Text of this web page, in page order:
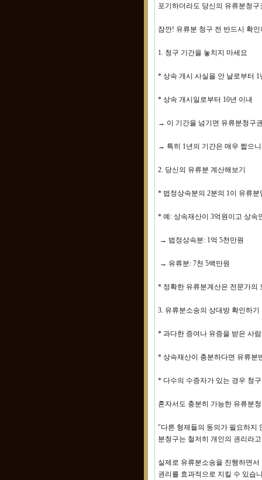
포기하더라도 당신의 유류분청
잠깐! 유류분 청구 전 반드시 확
1. 청구 기간을 놓치지 마세요
* 상속 개시 사실을 안 날로부터 1
* 상속 개시일로부터 10년 이내
→ 이 기간을 넘기면 유류분청구
→ 특히 1년의 기간은 매우 짧으
2. 당신의 유류분 계산해보기
* 법정상속분의 2분의 1이 유류분
* 예: 상속재산이 3억원이고 상속
→ 법정상속분: 1억 5천만원
→ 유류분: 7천 5백만원
* 정확한 유류분계산은 전문가의
3. 유류분소송의 상대방 확인하기
* 과다한 증여나 유증을 받은 사
* 상속재산이 충분하다면 유류분
* 다수의 수증자가 있는 경우 청
혼자서도 충분히 가능한 유류분
"다른 형제들의 동의가 필요하지
분청구는 철저히 개인의 권리라
실제로 유류분소송을 진행하면
권리를 효과적으로 지킬 수 있습